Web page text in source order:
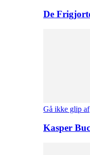
De
Gå ikke glip af
Kasper